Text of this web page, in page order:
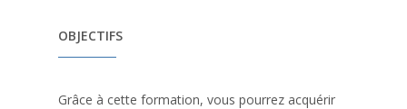
OBJECTIFS
Grâce à cette formation, vous pourrez acquérir